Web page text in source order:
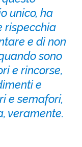
unico, ha
rispecchia
e di non
sono
e rincorse,
e
e semafori,
veramente.